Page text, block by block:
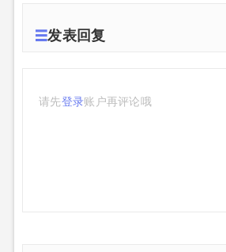
发表回复
请先登录账户再评论哦